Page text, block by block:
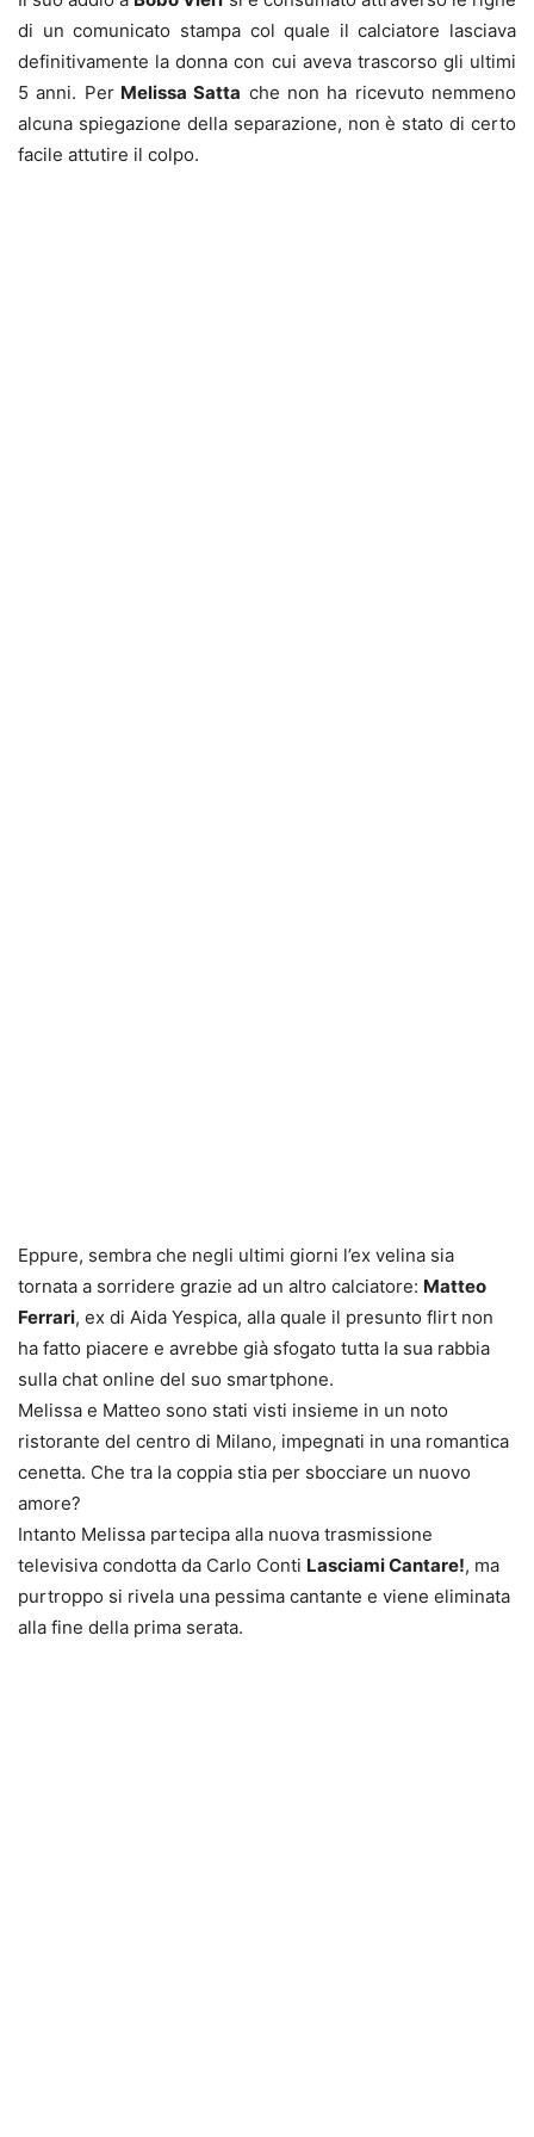
di un comunicato stampa col quale il calciatore lasciava
definitivamente la donna con cui aveva trascorso gli ultimi
5 anni. PerMelissa Satta che non ha ricevuto nemmeno
alcuna spiegazione della separazione, non è stato di certo
facile attutire il colpo.
Eppure, sembra che negli ultimi giorni l’ex velina sia
tornata a sorridere grazie ad un altro calciatore: Matteo
Ferrari, ex di Aida Yespica, alla quale il presunto flirt non
ha fatto piacere e avrebbe già sfogato tutta la sua rabbia
sulla chat online del suo smartphone.
Melissa e Matteo sono stati visti insieme in un noto
ristorante del centro di Milano, impegnati in una romantica
cenetta. Che tra la coppia stia per sbocciare un nuovo
amore?
Intanto Melissa partecipa alla nuova trasmissione
televisiva condotta da Carlo Conti Lasciami Cantare!, ma
purtroppo si rivela una pessima cantante e viene eliminata
alla fine della prima serata.